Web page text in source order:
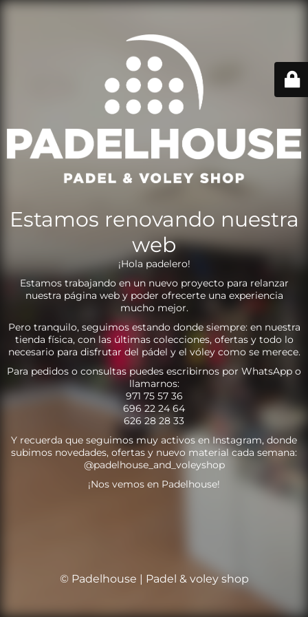
Estamos renovando nuestra
web
¡Hola padelero!
Estamos trabajando en un nuevo proyecto para relanzar
nuestra página web y poder ofrecerte una experiencia
mucho mejor.
Pero tranquilo, seguimos estando donde siempre: en nuestra
tienda física, con las últimas colecciones, ofertas y todo lo
necesario para disfrutar del pádel y el vóley como se merece.
Para pedidos o consultas puedes escribirnos por WhatsApp o
llamarnos:
971 75 57 36
696 22 24 64
626 28 28 33
Y recuerda que seguimos muy activos en Instagram, donde
subimos novedades, ofertas y nuevo material cada semana:
@padelhouse_and_voleyshop
¡Nos vemos en Padelhouse!
© Padelhouse | Padel & voley shop